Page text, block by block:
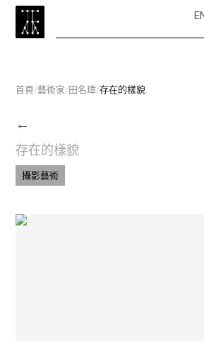
首頁/藝術家/田名璋/存在的樣貌
←
存在的樣貌
攝影藝術